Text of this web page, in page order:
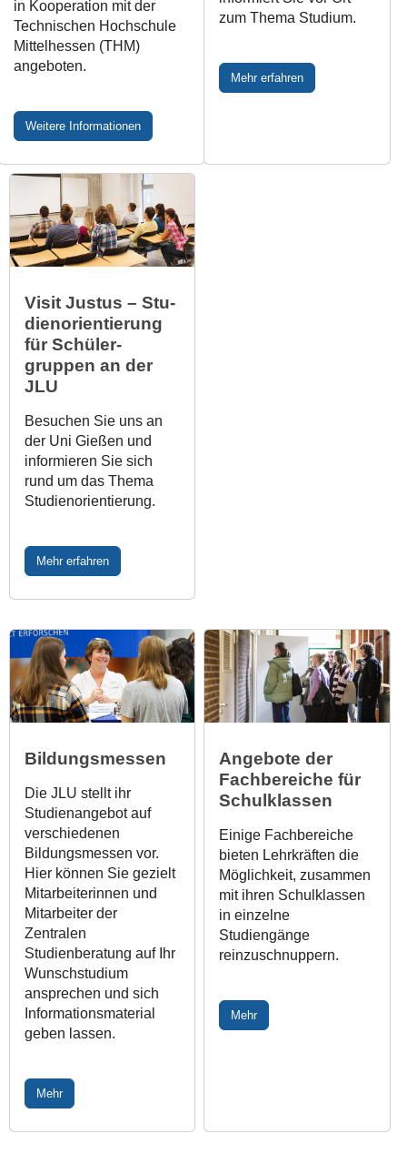
in Kooperation mit der
Technischen Hochschule
Mittelhessen (THM)
angeboten.
Weitere Informationen
zum Thema Studium.
Mehr erfahren
Visit Justus – Stu­
di­en­ori­en­tie­rung
für Schüler­­
gruppen an der
JLU
Besuchen Sie uns an
der Uni Gießen und
informieren Sie sich
rund um das Thema
Studienorientierung.
Mehr erfahren
Bildungsmessen
Die JLU stellt ihr
Studienangebot auf
verschiedenen
Bildungsmessen vor.
Hier können Sie gezielt
Mitarbeiterinnen und
Mitarbeiter der
Zentralen
Studienberatung auf Ihr
Wunschstudium
ansprechen und sich
Informationsmaterial
geben lassen.
Mehr
Angebote der
Fach­be­reiche für
Schulklassen
Einige Fachbereiche
bieten Lehrkräften die
Möglichkeit, zusammen
mit ihren Schulklassen
in einzelne
Studiengänge
reinzuschnuppern.
Mehr